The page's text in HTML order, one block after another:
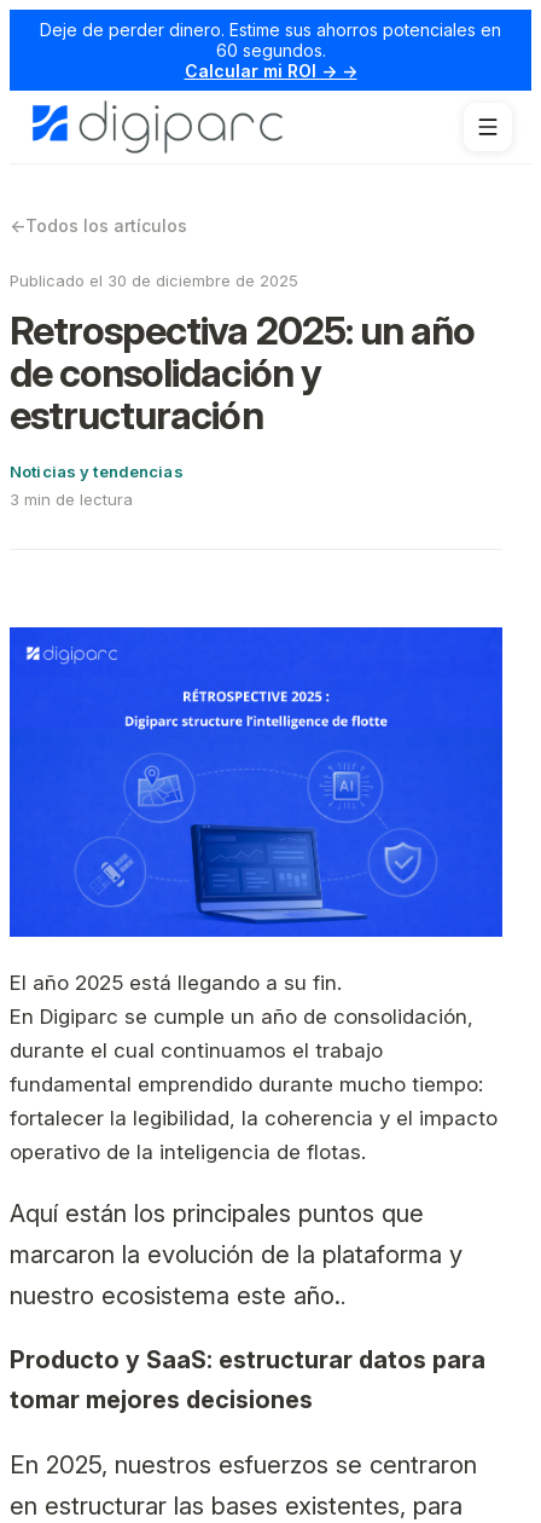
Deje de perder dinero. Estime sus ahorros potenciales en
60 segundos.
Calcular mi ROI → →
←Todos los artículos
Publicado el 30 de diciembre de 2025
Retrospectiva 2025: un año
de consolidación y
estructuración
Noticias y tendencias
3 min de lectura
El año 2025 está llegando a su fin.
En Digiparc se cumple un año de consolidación,
durante el cual continuamos el trabajo
fundamental emprendido durante mucho tiempo:
fortalecer la legibilidad, la coherencia y el impacto
operativo de la inteligencia de flotas.
Aquí están los principales puntos que
marcaron la evolución de la plataforma y
nuestro ecosistema este año..
Producto y SaaS: estructurar datos para
tomar mejores decisiones
En 2025, nuestros esfuerzos se centraron
en estructurar las bases existentes, para